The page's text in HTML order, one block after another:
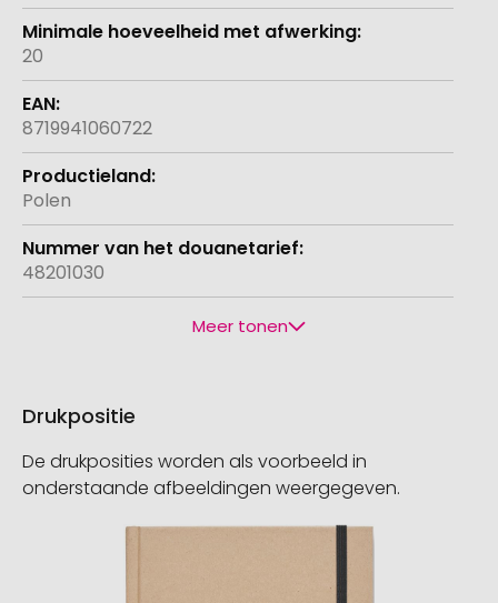
20
8719941060722
Polen
48201030
Meer tonen
Drukpositie
De drukposities worden als voorbeeld in
onderstaande afbeeldingen weergegeven.